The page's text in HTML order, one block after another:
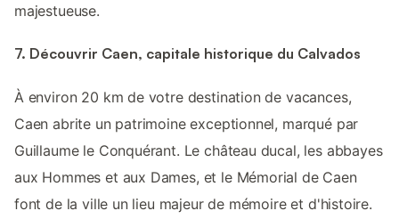
majestueuse.
7. Découvrir Caen, capitale historique du Calvados
À environ 20 km de votre destination de vacances,
Caen abrite un patrimoine exceptionnel, marqué par
Guillaume le Conquérant. Le château ducal, les abbayes
aux Hommes et aux Dames, et le Mémorial de Caen
font de la ville un lieu majeur de mémoire et d'histoire.